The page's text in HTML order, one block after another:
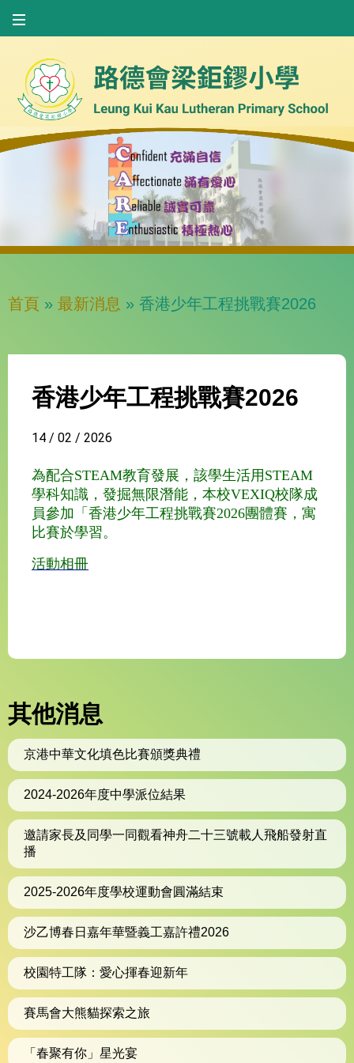
首頁 » 最新消息 » 香港少年工程挑戰賽2026
香港少年工程挑戰賽2026
14 / 02 / 2026
為配合STEAM教育發展，該學生活用STEAM
學科知識，發掘無限潛能，本校VEXIQ校隊成
員參加「香港少年工程挑戰賽2026團體賽，寓
比賽於學習。
活動相冊
其他消息
京港中華文化填色比賽頒獎典禮
2024-2026年度中學派位結果
邀請家長及同學一同觀看神舟二十三號載人飛船發射直
播
2025-2026年度學校運動會圓滿結束
沙乙博春日嘉年華暨義工嘉許禮2026
校園特工隊：愛心揮春迎新年
賽馬會大熊貓探索之旅
「春聚有你」星光宴